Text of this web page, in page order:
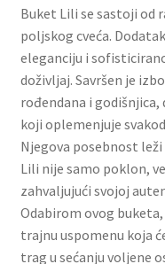
Pokloni
Pokloni za 8.
Pokloni za Dan
Pokloni za
Login
Buket Lili se sastoji od
poljskog cveća.
eleganciju i
doživljaj. Savršen je
rođendana i
koji oplemenjuje
Njegova posebnost
Lili nije samo poklon,
zahvaljujući svojoj
Odabirom ovog
trajnu uspomenu koja
trag u sećanju voljene